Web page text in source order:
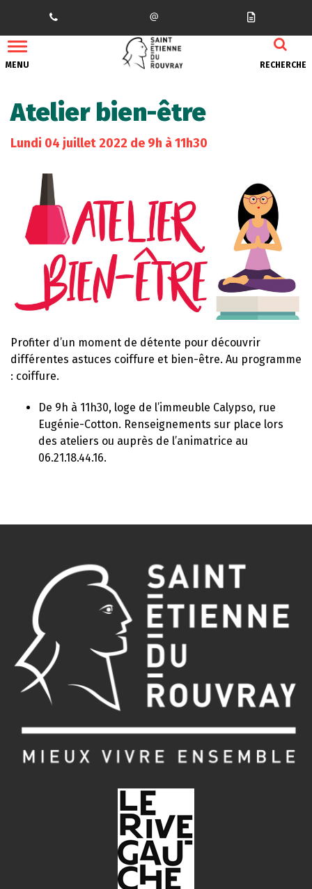
MENU RECHERCHE
Atelier bien-être
Lundi 04 juillet 2022 de 9h à 11h30
Profiter d’un moment de détente pour découvrir
différentes astuces coiffure et bien-être. Au programme
: coiffure.
De 9h à 11h30, loge de l’immeuble Calypso, rue
Eugénie-Cotton. Renseignements sur place lors
des ateliers ou auprès de l’animatrice au
06.21.18.44.16.